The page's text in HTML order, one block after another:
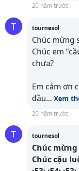
20 năm trước
T tournesol
Chúc mừng
Chúc em
chưa?
Em cảm ơn
đầu... Xem
20 năm trước
T tournesol
Chúc
Chúc cậu